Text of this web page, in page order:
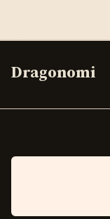
Dragonomi